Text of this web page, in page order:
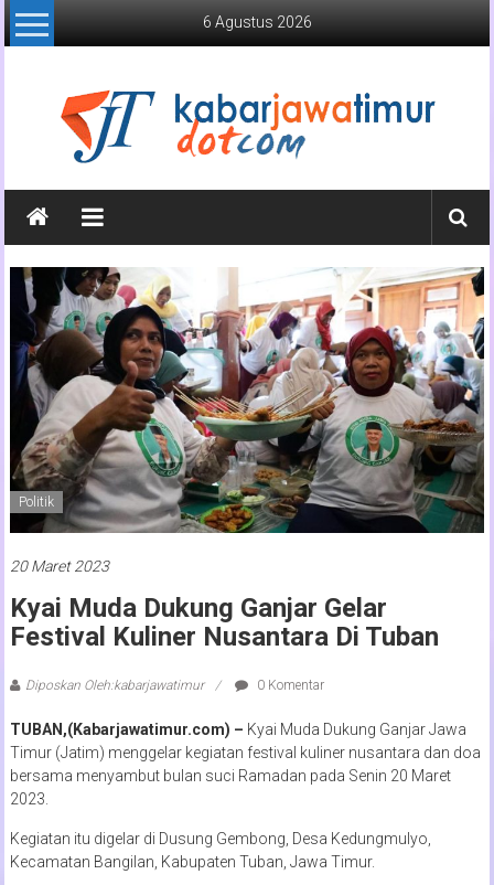
Lompat
ke
6 Agustus 2026
Kabar
Jawa
Timur
Media
Online
Jawa
Timur
Politik
20 Maret 2023
Kyai Muda Dukung Ganjar Gelar
Festival Kuliner Nusantara Di Tuban
Diposkan Oleh:kabarjawatimur 0 Komentar
TUBAN,(Kabarjawatimur.com) – Kyai Muda Dukung Ganjar Jawa
Timur (Jatim) menggelar kegiatan festival kuliner nusantara dan doa
bersama menyambut bulan suci Ramadan pada Senin 20 Maret
2023.
Kegiatan itu digelar di Dusung Gembong, Desa Kedungmulyo,
Kecamatan Bangilan, Kabupaten Tuban, Jawa Timur.